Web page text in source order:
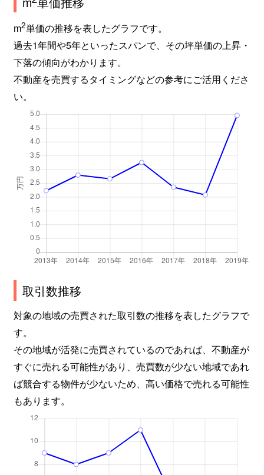
m2単価の推移を表したグラフです。
過去1年間や5年といったスパンで、その坪単価の上昇・
下落の傾向がわかります。
不動産を売買するタイミングなどの参考にご活用くださ
い。
取引数推移
対象の地域の売買された取引数の推移を表したグラフで
す。
その地域が活発に売買されているのであれば、不動産が
すぐに売れる可能性があり、売買数が少ない地域であれ
ば競合する物件が少ないため、高い価格で売れる可能性
もあります。